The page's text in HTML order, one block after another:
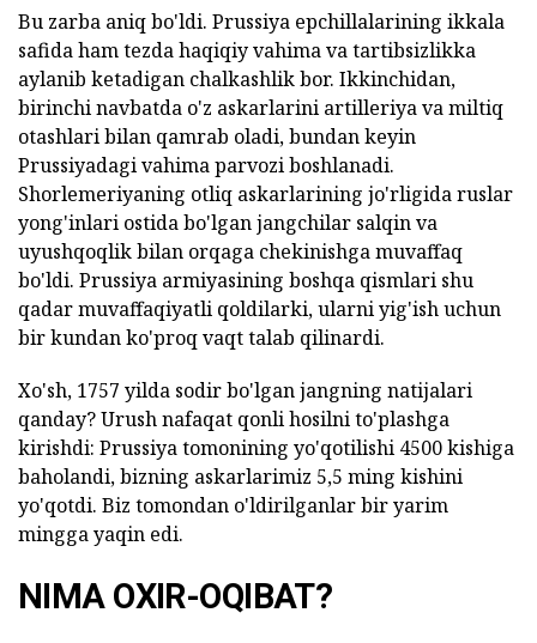
Bu zarba aniq bo'ldi. Prussiya epchillalarining ikkala
safida ham tezda haqiqiy vahima va tartibsizlikka
aylanib ketadigan chalkashlik bor. Ikkinchidan,
birinchi navbatda o'z askarlarini artilleriya va miltiq
otashlari bilan qamrab oladi, bundan keyin
Prussiyadagi vahima parvozi boshlanadi.
Shorlemeriyaning otliq askarlarining jo'rligida ruslar
yong'inlari ostida bo'lgan jangchilar salqin va
uyushqoqlik bilan orqaga chekinishga muvaffaq
bo'ldi. Prussiya armiyasining boshqa qismlari shu
qadar muvaffaqiyatli qoldilarki, ularni yig'ish uchun
bir kundan ko'proq vaqt talab qilinardi.
Xo'sh, 1757 yilda sodir bo'lgan jangning natijalari
qanday? Urush nafaqat qonli hosilni to'plashga
kirishdi: Prussiya tomonining yo'qotilishi 4500 kishiga
baholandi, bizning askarlarimiz 5,5 ming kishini
yo'qotdi. Biz tomondan o'ldirilganlar bir yarim
mingga yaqin edi.
NIMA OXIR-OQIBAT?